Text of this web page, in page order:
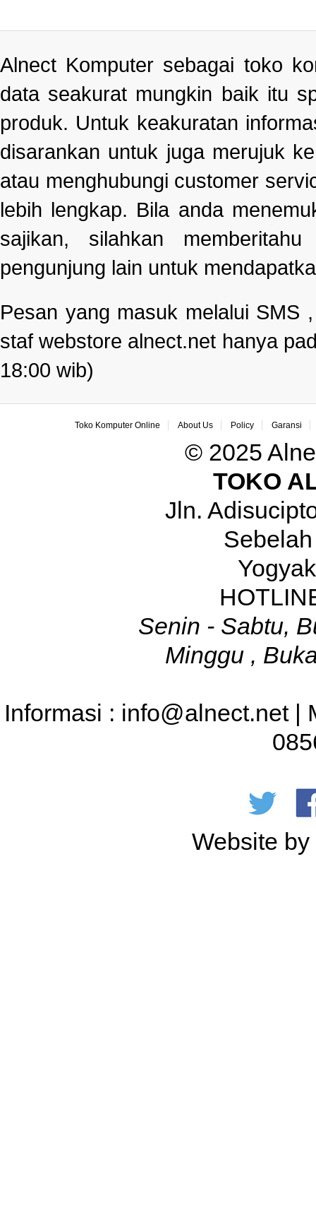
Alnect Komputer sebagai toko
data seakurat mungkin baik itu
produk. Untuk keakuratan
disarankan untuk juga merujuk
atau menghubungi customer
lebih lengkap. Bila anda
sajikan, silahkan
pengunjung lain untuk
Pesan yang masuk melalui SMS
staf webstore alnect.net hanya
18:00 wib)
Toko Komputer Online About Us Policy Garansi
© 2025
TOKO
Jln.
Senin - Sabtu,
Minggu ,
Informasi : info@alnect.net |
Website by